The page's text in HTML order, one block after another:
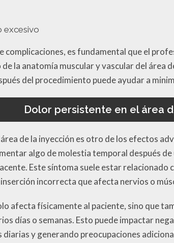
excesivo
complicaciones, es fundamental que el
la anatomía muscular y vascular del área
del procedimiento puede ayudar a
Dolor persistente en el área
de la inyección es otro de los efectos
algo de molestia temporal después
Este síntoma suele estar relacionado
incorrecta que afecta nervios o
afecta físicamente al paciente, sino que
días o semanas. Esto puede impactar
y generando preocupaciones